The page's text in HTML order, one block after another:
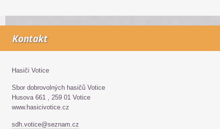
Kontakt
Hasiči Votice
Sbor dobrovolných hasičů Votice
Husova 661 , 259 01 Votice
www.hasicivotice.cz
sdh.votice@seznam.cz